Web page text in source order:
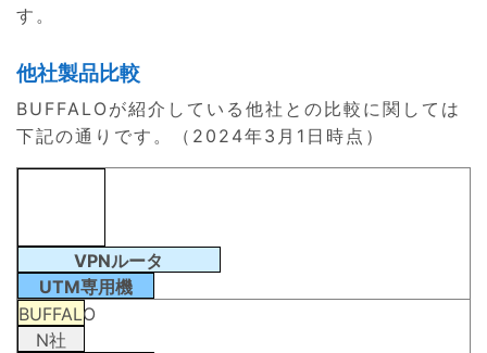
す。
他社製品比較
BUFFALOが紹介している他社との比較に関しては
下記の通りです。（2024年3月1日時点）
VPNルータ
UTM専用機
BUFFALO
N社